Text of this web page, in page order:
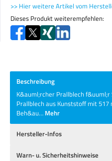
>> Hier weitere Artikel vom
Dieses Produkt weiterempfehlen:
Beschreibung
K&auml;rcher Prallblech
Prallblech aus Kunststoff mit
Beh&au… Mehr
Hersteller-Infos
Warn- u. Sicherheitshinweise